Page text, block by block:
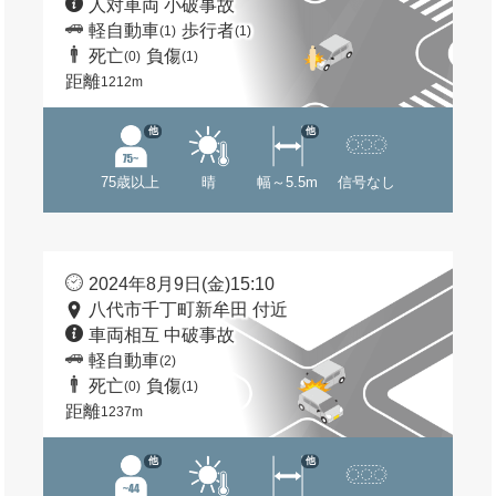
人対車両 小破事故
軽自動車(1) 歩行者(1)
死亡(0) 負傷(1)
距離1212m
75歳以上
他
晴 幅～5.5m
他
信号なし
2024年8月9日(金)15:10
八代市千丁町新牟田 付近
車両相互 中破事故
軽自動車(2)
死亡(0) 負傷(1)
距離1237m
他 他